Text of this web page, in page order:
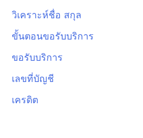
วิเคราะห์ชื่อ สกุล
ขั้นตอนขอรับบริการ
ขอรับบริการ
เลขที่บัญชี
เครดิต